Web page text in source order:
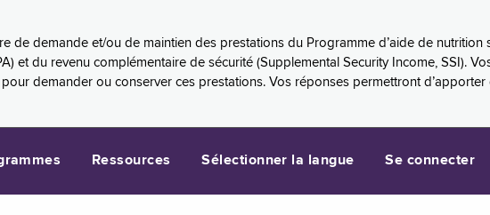
de demande et/ou de maintien des prestations du Programme d’aide de nutrition
et du revenu complémentaire de sécurité (Supplemental Security Income, SSI).
demander ou conserver ces prestations. Vos réponses permettront
Ressources Sélectionner la langue Se connecter